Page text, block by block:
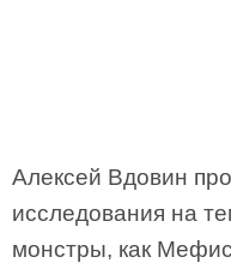
Алексей Вдовин
исследования на
монстры, как